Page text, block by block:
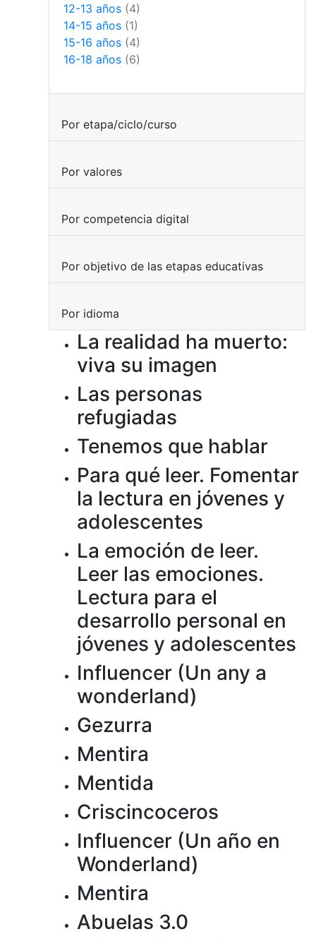
La realidad ha muerto:
viva su imagen
Las personas
refugiadas
Tenemos que hablar
Para qué leer. Fomentar
la lectura en jóvenes y
adolescentes
La emoción de leer.
Leer las emociones.
Lectura para el
desarrollo personal en
jóvenes y adolescentes
Influencer (Un any a
wonderland)
Gezurra
Mentira
Mentida
Criscincoceros
Influencer (Un año en
Wonderland)
Mentira
Abuelas 3.0
12-13 años (4)
14-15 años (1)
15-16 años (4)
16-18 años (6)
Por etapa/ciclo/curso
Por valores
Por competencia digital
Por objetivo de las etapas educativas
Por idioma